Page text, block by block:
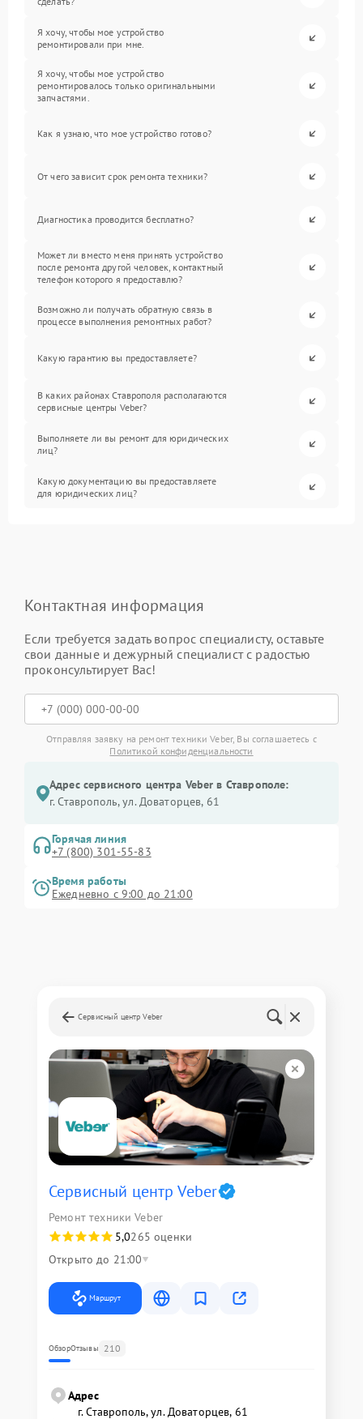
Я хочу, чтобы мое устройство
ремонтировали при мне.
Я хочу, чтобы мое устройство
ремонтировалось только оригинальными
запчастями.
Как я узнаю, что мое устройство готово?
От чего зависит срок ремонта техники?
Диагностика проводится бесплатно?
Может ли вместо меня принять устройство
после ремонта другой человек, контактный
телефон которого я предоставлю?
Возможно ли получать обратную связь в
процессе выполнения ремонтных работ?
Какую гарантию вы предоставляете?
В каких районах Ставрополя располагаются
сервисные центры Veber?
Выполняете ли вы ремонт для юридических
лиц?
Какую документацию вы предоставляете
для юридических лиц?
Контактная информация
Если требуется задать вопрос специалисту, оставьте
свои данные и дежурный специалист с радостью
проконсультирует Вас!
Отправляя заявку на ремонт техники Veber, Вы соглашаетесь с
Политикой конфиденциальности
Адрес сервисного центра Veber в Ставрополе:
г. Ставрополь, ул. Доваторцев, 61
Горячая линия
+7 (800) 301-55-83
Время работы
Ежедневно с 9:00 до 21:00
Сервисный центр Veber
Сервисный центр Veber
Ремонт техники Veber
5,0265 оценки
Открыто до 21:00
Маршрут
ОбзорОтзывы 210
Адрес
г. Ставрополь, ул. Доваторцев, 61